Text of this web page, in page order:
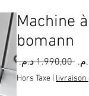
Machine
bomann
‏1.990,00 د.م.‏ Prix
Hors Taxe livraison